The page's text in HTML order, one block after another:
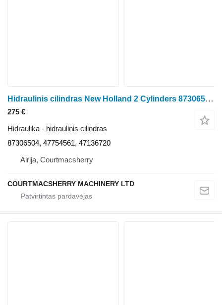
Hidraulinis cilindras New Holland 2 Cylinders 87306504 ratinio traktoriaus
275 €
Hidraulika - hidraulinis cilindras
87306504, 47754561, 47136720
Airija, Courtmacsherry
COURTMACSHERRY MACHINERY LTD